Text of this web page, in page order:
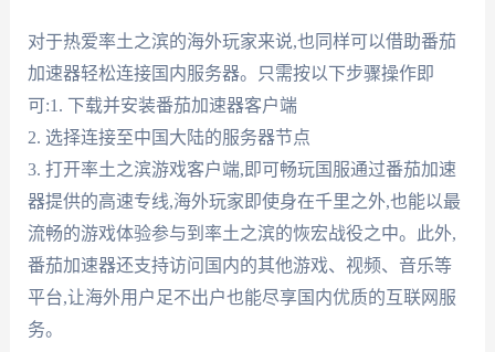
对于热爱率土之滨的海外玩家来说,也同样可以借助番茄
加速器轻松连接国内服务器。只需按以下步骤操作即
可:1. 下载并安装番茄加速器客户端
2. 选择连接至中国大陆的服务器节点
3. 打开率土之滨游戏客户端,即可畅玩国服通过番茄加速
器提供的高速专线,海外玩家即使身在千里之外,也能以最
流畅的游戏体验参与到率土之滨的恢宏战役之中。此外,
番茄加速器还支持访问国内的其他游戏、视频、音乐等
平台,让海外用户足不出户也能尽享国内优质的互联网服
务。